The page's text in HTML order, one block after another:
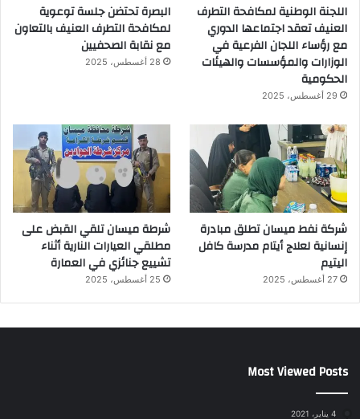
اللجنة الوطنية لمكافحة التطرف
العنيف تعقد اجتماعها الدوري
مع رؤساء اللجان الفرعية في
الوزارات والمؤسسات والهيئات
الحكومية
29 أغسطس، 2025
البصرة تحتضن جلسة توعوية
لمكافحة التطرف العنيف بالتعاون
مع نقابة الصحفيين
28 أغسطس، 2025
شركة نفط ميسان تطلق مبادرة
إنسانية لعلاج أيتام مدرسة كافل
اليتيم
27 أغسطس، 2025
شرطة ميسان تلقي القبض على
مطلقي العيارات النارية أثناء
تشييع جنائزي في العمارة
25 أغسطس، 2025
Most Viewed Posts
4 يناير، 2021